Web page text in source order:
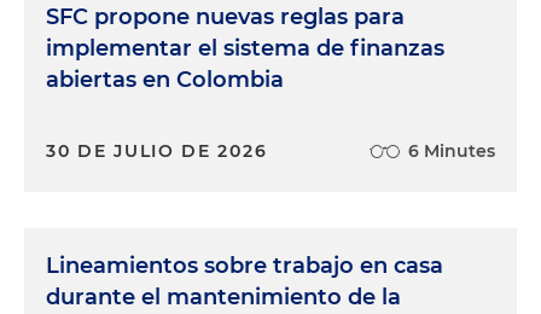
SFC propone nuevas reglas para
implementar el sistema de finanzas
abiertas en Colombia
30 DE JULIO DE 2026 6 Minutes
Lineamientos sobre trabajo en casa
durante el mantenimiento de la